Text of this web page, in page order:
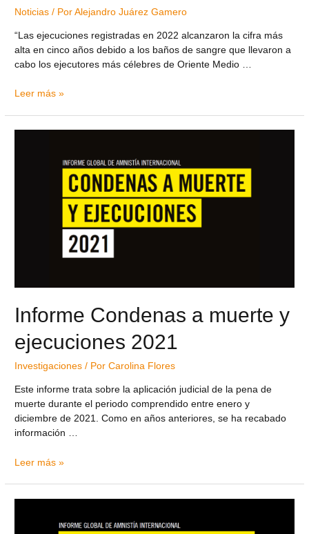
Noticias / PorAlejandro Juárez Gamero
“Las ejecuciones registradas en 2022 alcanzaron la cifra más
alta en cinco años debido a los baños de sangre que llevaron a
cabo los ejecutores más célebres de Oriente Medio …
Leer más »
Informe Condenas a muerte y
ejecuciones 2021
Investigaciones / PorCarolina Flores
Este informe trata sobre la aplicación judicial de la pena de
muerte durante el periodo comprendido entre enero y
diciembre de 2021. Como en años anteriores, se ha recabado
información …
Leer más »